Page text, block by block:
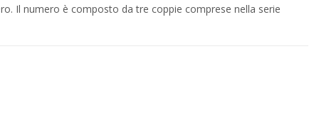
Il numero è composto da tre coppie comprese nella serie